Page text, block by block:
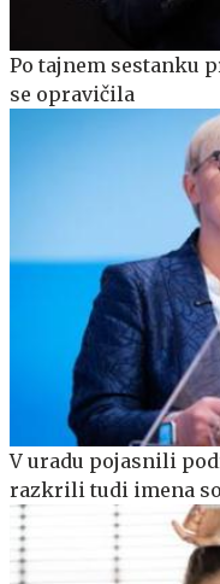
Po tajnem sestanku
se opravičila
V uradu pojasnili
razkrili tudi imena